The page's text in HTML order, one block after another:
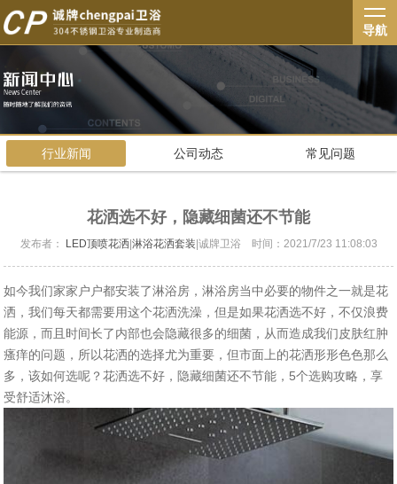
导航
行业新闻 公司动态 常见问题
花洒选不好，隐藏细菌还不节能
发布者： LED顶喷花洒 淋浴花洒套装 |诚牌卫浴 时间：2021/7/23 11:08:03
如今我们家家户户都安装了淋浴房，淋浴房当中必要的物件之一就是花
洒，我们每天都需要用这个花洒洗澡，但是如果花洒选不好，不仅浪费
能源，而且时间长了内部也会隐藏很多的细菌，从而造成我们皮肤红肿
瘙痒的问题，所以花洒的选择尤为重要，但市面上的花洒形形色色那么
多，该如何选呢？花洒选不好，隐藏细菌还不节能，5个选购攻略，享
受舒适沐浴。